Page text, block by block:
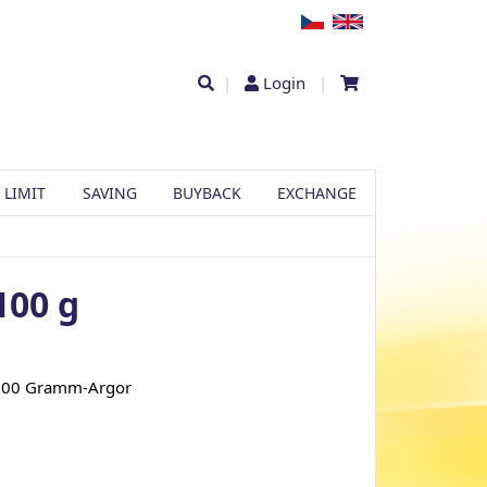
| Login |
LIMIT SAVING BUYBACK EXCHANGE
g
Gramm-Argor